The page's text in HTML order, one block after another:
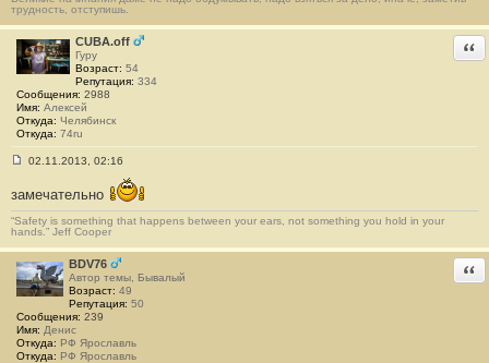
#
9
1
трудность, отступишь.
CUBA.off
Гуру
Возраст: 54
Репутация: 334
Сообщения: 2988
Имя: Алексей
Откуда: Челябинск
Откуда: 74ru
о
б
щ
е
н
и
е
#
2
02.11.2013, 02:16
замечательно
“Safety is something that happens between your ears, not something you hold in your
hands.” Jeff Cooper
BDV76
Автор темы, Бывалый
Возраст: 49
Репутация: 50
Сообщения: 239
Имя: Денис
Откуда: РФ Ярославль
Откуда: РФ Ярославль